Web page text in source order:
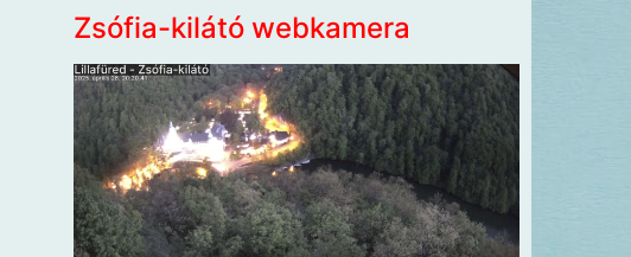
Zsófia-kilátó webkamera